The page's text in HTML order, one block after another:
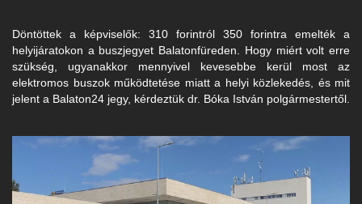
Döntöttek a képviselők: 310 forintról 350 forintra emelték a
helyijáratokon a buszjegyet Balatonfüreden. Hogy miért volt erre
szükség, ugyanakkor mennyivel kevesebbe kerül most az
elektromos buszok működtetése miatt a helyi közlekedés, és mit
jelent a Balaton24 jegy, kérdeztük dr. Bóka István polgármestertől.